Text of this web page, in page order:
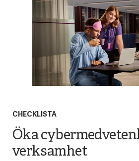
CHECKLISTA
Öka
verksamhet